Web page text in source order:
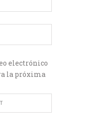
electrónico
la próxima